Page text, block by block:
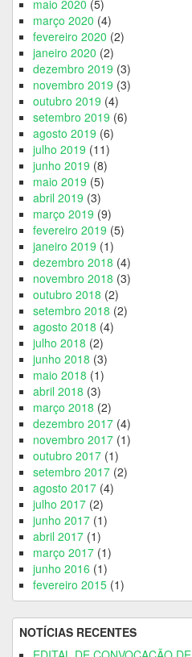
maio 2020 (5)
março 2020 (4)
fevereiro 2020 (2)
janeiro 2020 (2)
dezembro 2019 (3)
novembro 2019 (3)
outubro 2019 (4)
setembro 2019 (6)
agosto 2019 (6)
julho 2019 (11)
junho 2019 (8)
maio 2019 (5)
abril 2019 (3)
março 2019 (9)
fevereiro 2019 (5)
janeiro 2019 (1)
dezembro 2018 (4)
novembro 2018 (3)
outubro 2018 (2)
setembro 2018 (2)
agosto 2018 (4)
julho 2018 (2)
junho 2018 (3)
maio 2018 (1)
abril 2018 (3)
março 2018 (2)
dezembro 2017 (4)
novembro 2017 (1)
outubro 2017 (1)
setembro 2017 (2)
agosto 2017 (4)
julho 2017 (2)
junho 2017 (1)
abril 2017 (1)
março 2017 (1)
junho 2016 (1)
fevereiro 2015 (1)
NOTÍCIAS RECENTES